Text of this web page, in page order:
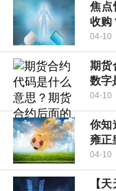
焦点
收购
04-10
期货
数字
04-10
你知
雍正
04-10
【